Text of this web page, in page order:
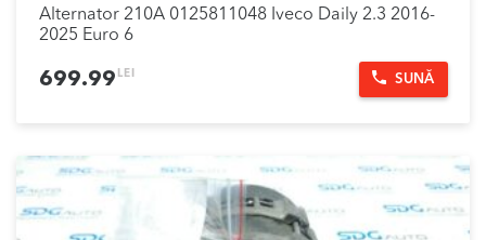
Alternator 210A 0125811048 Iveco Daily 2.3 2016-
2025 Euro 6
699.99 LEI SUNĂ